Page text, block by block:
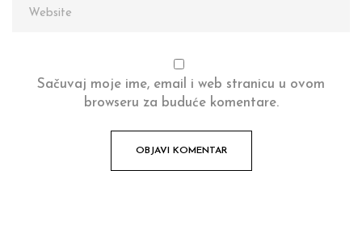
Sačuvaj moje ime, email i web stranicu u ovom
browseru za buduće komentare.